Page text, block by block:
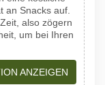
an Snacks auf.
also zögern
um bei Ihren
ANZEIGEN